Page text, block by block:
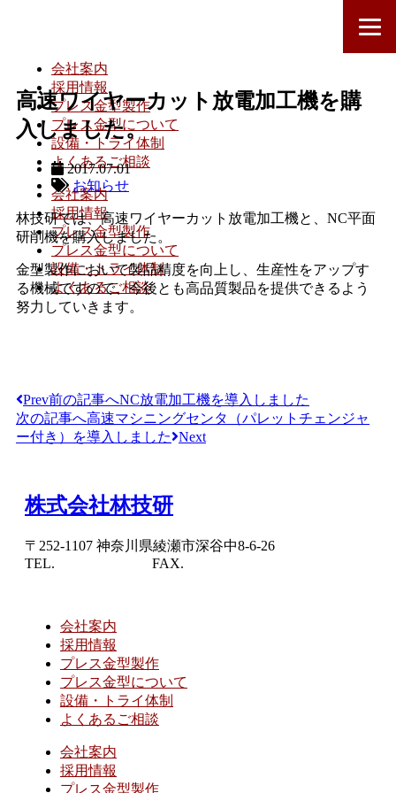
会社案内
採用情報
プレス金型製作
プレス金型について
設備・トライ体制
よくあるご相談
会社案内
採用情報
プレス金型製作
プレス金型について
設備・トライ体制
よくあるご相談
高速ワイヤーカット放電加工機を購
入しました。
2017.07.01
お知らせ
林技研では、高速ワイヤーカット放電加工機と、NC平面
研削機を購入しました。
金型製作において製品精度を向上し、生産性をアップす
る機械ですので、今後とも高品質製品を提供できるよう
努力していきます。
Prev前の記事へNC放電加工機を導入しました
次の記事へ高速マシニングセンタ（パレットチェンジャ
ー付き）を導入しました Next
株式会社林技研
〒252-1107 神奈川県綾瀬市深谷中8-6-26
TEL.
FAX.
会社案内
採用情報
プレス金型製作
プレス金型について
設備・トライ体制
よくあるご相談
会社案内
採用情報
プレス金型製作